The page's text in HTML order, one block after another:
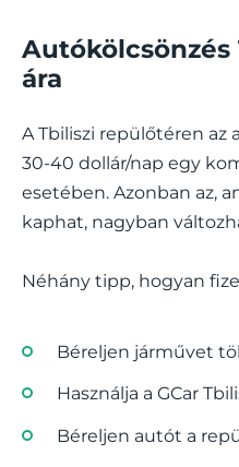
ára
A Tbiliszi repülőtéren az
30-40 dollár/nap egy
esetében. Azonban az,
kaphat, nagyban
Néhány tipp, hogyan
Béreljen járművet
Használja a GCar
Béreljen autót a